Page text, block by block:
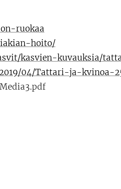
ruokaa
hoito/
kasvien-kuvauksia/
04/Tattari-ja-kvinoa-